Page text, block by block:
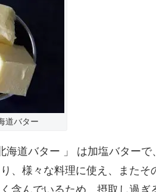
道バター
海道バター 」 は加塩バター
、様々な料理に使え、またそ